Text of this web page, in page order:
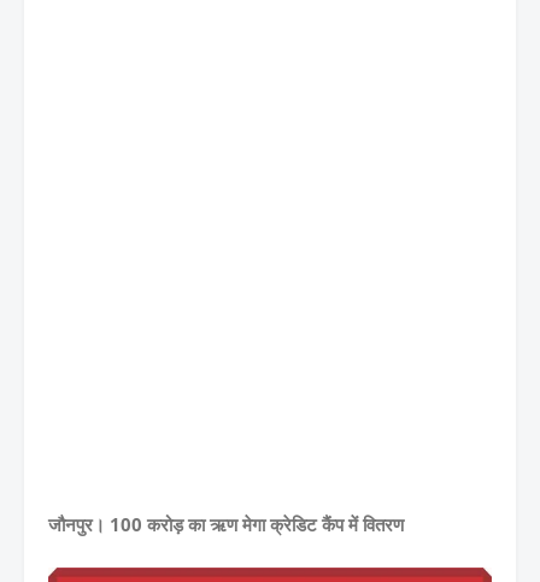
जौनपुर। 100 करोड़ का ऋण मेगा क्रेडिट कैंप में वितरण